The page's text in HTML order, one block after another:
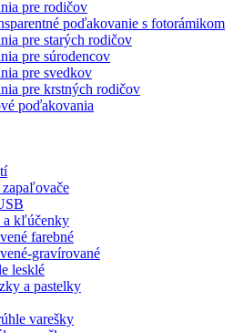
pre rodičov
poďakovanie s fotorámikom
pre starých rodičov
pre súrodencov
pre svedkov
pre krstných rodičov
poďakovania
zapaľovače
a kľúčenky
farebné
gravírované
lesklé
a pastelky
varešky